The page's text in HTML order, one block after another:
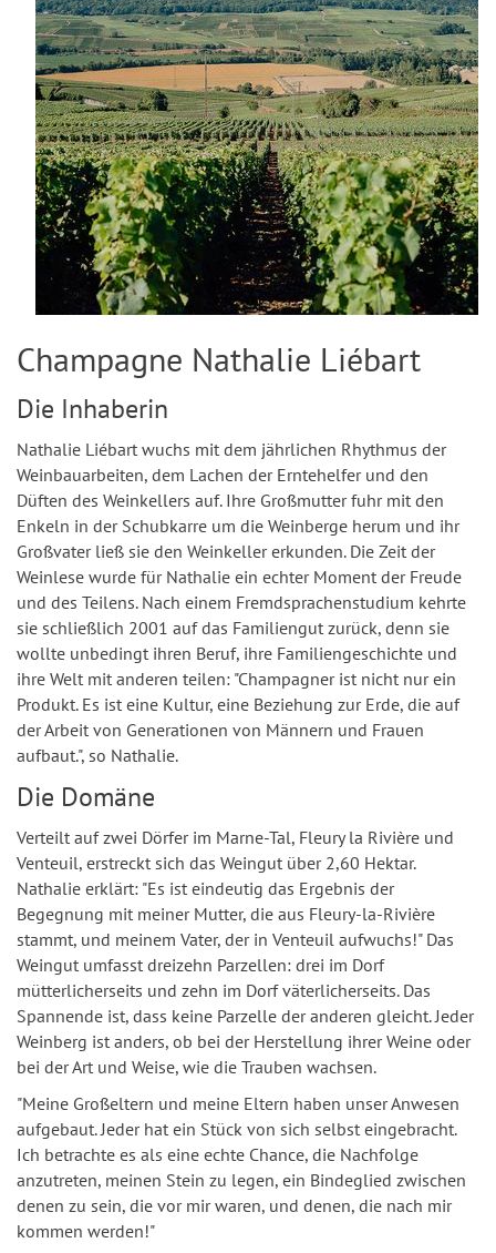
Champagne Nathalie Liébart
Die Inhaberin
Nathalie Liébart wuchs mit dem jährlichen Rhythmus der
Weinbauarbeiten, dem Lachen der Erntehelfer und den
Düften des Weinkellers auf. Ihre Großmutter fuhr mit den
Enkeln in der Schubkarre um die Weinberge herum und ihr
Großvater ließ sie den Weinkeller erkunden. Die Zeit der
Weinlese wurde für Nathalie ein echter Moment der Freude
und des Teilens. Nach einem Fremdsprachenstudium kehrte
sie schließlich 2001 auf das Familiengut zurück, denn sie
wollte unbedingt ihren Beruf, ihre Familiengeschichte und
ihre Welt mit anderen teilen: "Champagner ist nicht nur ein
Produkt. Es ist eine Kultur, eine Beziehung zur Erde, die auf
der Arbeit von Generationen von Männern und Frauen
aufbaut.", so Nathalie.
Die Domäne
Verteilt auf zwei Dörfer im Marne-Tal, Fleury la Rivière und
Venteuil, erstreckt sich das Weingut über 2,60 Hektar.
Nathalie erklärt: "Es ist eindeutig das Ergebnis der
Begegnung mit meiner Mutter, die aus Fleury-la-Rivière
stammt, und meinem Vater, der in Venteuil aufwuchs!" Das
Weingut umfasst dreizehn Parzellen: drei im Dorf
mütterlicherseits und zehn im Dorf väterlicherseits. Das
Spannende ist, dass keine Parzelle der anderen gleicht. Jeder
Weinberg ist anders, ob bei der Herstellung ihrer Weine oder
bei der Art und Weise, wie die Trauben wachsen.
"Meine Großeltern und meine Eltern haben unser Anwesen
aufgebaut. Jeder hat ein Stück von sich selbst eingebracht.
Ich betrachte es als eine echte Chance, die Nachfolge
anzutreten, meinen Stein zu legen, ein Bindeglied zwischen
denen zu sein, die vor mir waren, und denen, die nach mir
kommen werden!"